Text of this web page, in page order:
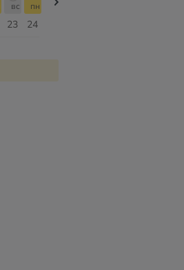
23
вс
24
пн